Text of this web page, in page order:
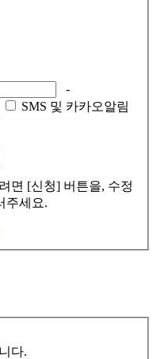
-
SMS 및 카카오알림
면 [신청] 버튼을, 수정
주세요.
다.